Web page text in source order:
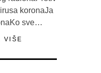
koronaJa
sve…
VIŠE